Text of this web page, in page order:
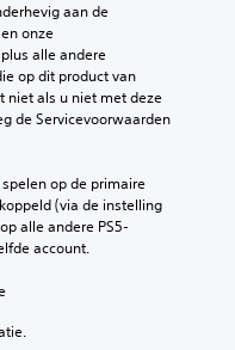
aan de
onze
alle andere
op dit product van
niet als u niet met deze
de Servicevoorwaarden
op de primaire
(via de instelling
alle andere PS5-
account.